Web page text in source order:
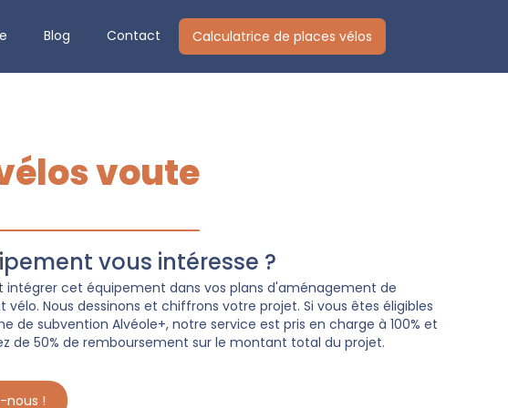
Blog Contact Calculatrice de places vélos
voute
vous intéresse ?
intégrer cet équipement dans vos plans d'aménagement de
Nous dessinons et chiffrons votre projet. Si vous êtes éligibles
de subvention Alvéole+, notre service est pris en charge à 100% et
de 50% de remboursement sur le montant total du projet.
nous !